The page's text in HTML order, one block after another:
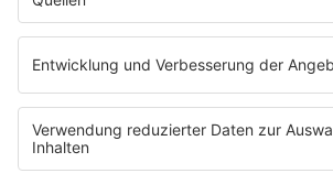
eröffnet. Direkt an der
E-Bikes über eine